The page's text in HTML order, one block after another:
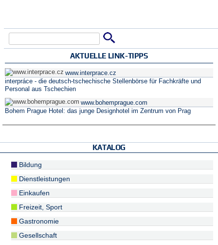
AKTUELLE LINK-TIPPS
www.interprace.cz
interpráce - die deutsch-tschechische Stellenbörse für Fachkräfte und
Personal aus Tschechien
www.bohemprague.com
Bohem Prague Hotel: das junge Designhotel im Zentrum von Prag
KATALOG
Bildung
Dienstleistungen
Einkaufen
Freizeit, Sport
Gastronomie
Gesellschaft